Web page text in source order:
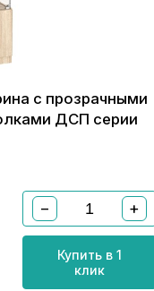
с прозрачными
ДСП серии
− +
Купить в 1
клик